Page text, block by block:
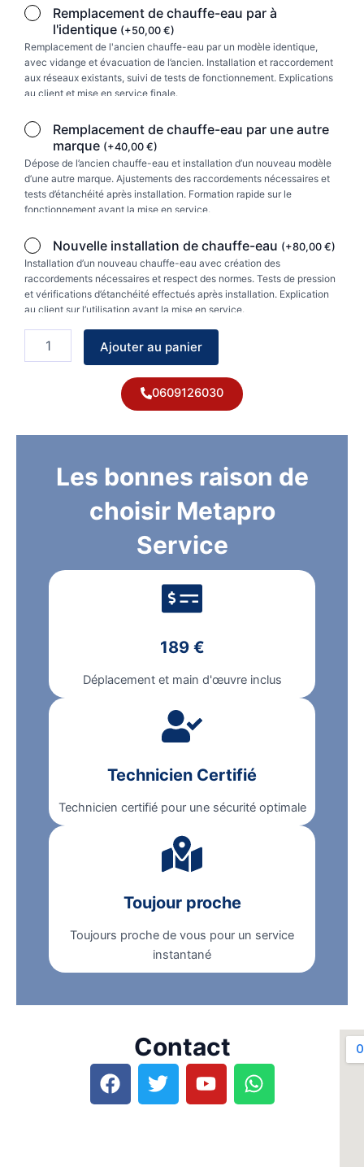
Remplacement de chauffe-eau par à
l'identique (+50,00 €)
Remplacement de l'ancien chauffe-eau par un modèle identique,
avec vidange et évacuation de l’ancien. Installation et raccordement
aux réseaux existants, suivi de tests de fonctionnement. Explications
au client et mise en service finale.
Remplacement de chauffe-eau par une autre
marque (+40,00 €)
Dépose de l’ancien chauffe-eau et installation d’un nouveau modèle
d’une autre marque. Ajustements des raccordements nécessaires et
tests d’étanchéité après installation. Formation rapide sur le
fonctionnement avant la mise en service.
Nouvelle installation de chauffe-eau (+80,00 €)
Installation d’un nouveau chauffe-eau avec création des
raccordements nécessaires et respect des normes. Tests de pression
et vérifications d’étanchéité effectués après installation. Explication
au client sur l’utilisation avant la mise en service.
électrique
stéatite
ALTECH
150L
vertical
mural
Ajouter au panier
0609126030
Les bonnes raison de
choisir Metapro
Service
189 €
Déplacement et main d'œuvre inclus
Technicien Certifié
Technicien certifié pour une sécurité optimale
Toujour proche
Toujours proche de vous pour un service
instantané
Contact
F
a
T
w
Y
o
W
h